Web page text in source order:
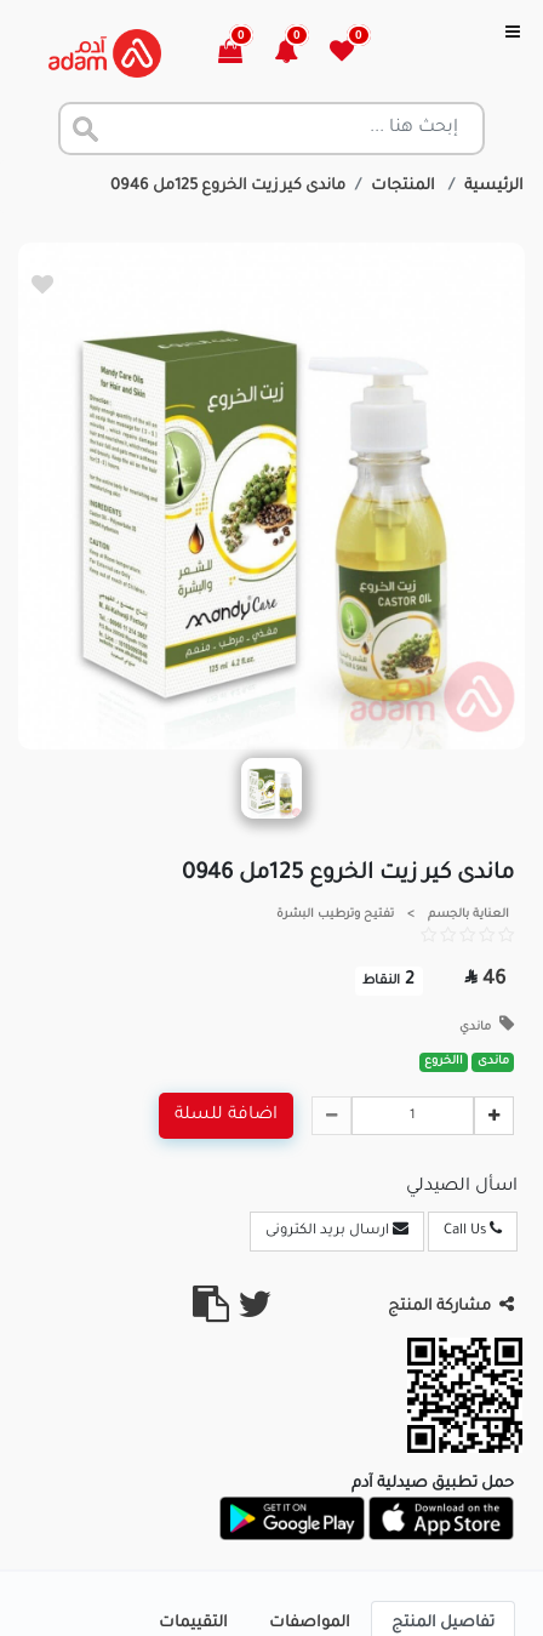
0
0
0
الرئيسية المنتجات ماندى كير زيت الخروع 125مل 0946
ماندى كير زيت الخروع 125مل 0946
العناية بالجسم > تفتيح وترطيب البشرة
46

2 النقاط
ماندي
ماندى االخروع
اضافة للسلة
اسأل الصيدلي
ارسال بريد الكترونى
مشاركة المنتج
حمل تطبيق صيدلية آدم
تفاصيل المنتج المواصفات التقييمات